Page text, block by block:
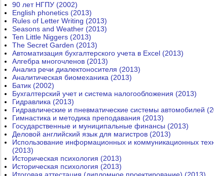
90 лет НГПУ (2002)
English phonetics (2013)
Rules of Letter Writing (2013)
Seasons and Weather (2013)
Ten Little Niggers (2013)
The Secret Garden (2013)
Автоматизация бухгалтерского учета в Excel (2013)
Алгебра многочленов (2013)
Анализ речи диалектоносителя (2013)
Аналитическая биомеханика (2013)
Батик (2002)
Бухгалтерский учет и система налогообложения (2013)
Гидравлика (2013)
Гидравлические и пневматические системы автомобилей
Гимнастика и методика преподавания (2013)
Государственные и муниципальные финансы (2013)
Деловой английский язык для магистров (2013)
Использование информационных и коммуникационных
(2013)
Историческая психология (2013)
Историческая психология (2013)